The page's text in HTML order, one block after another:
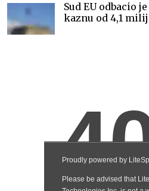
Sud EU odbacio
kaznu od 4,1